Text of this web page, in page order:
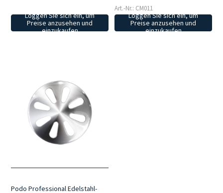
Loggen Sie sich ein, um
Preise anzusehen und
einzukaufen
Art.-Nr.: CM011
Loggen Sie sich ein, um
Preise anzusehen und
einzukaufen
Podo Professional Edelstahl-